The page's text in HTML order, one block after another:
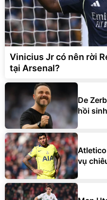
Vinicius Jr có nên rời
tại Arsenal?
De
hồi
vụ